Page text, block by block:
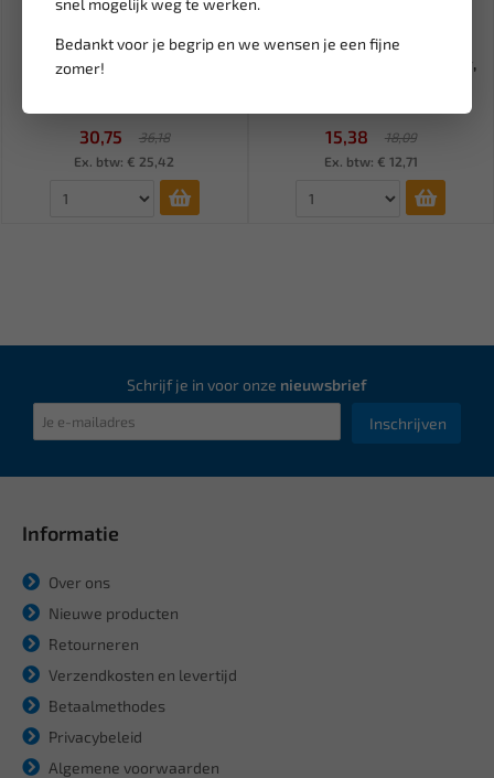
snel mogelijk weg te werken.
Bedankt voor je begrip en we wensen je een fijne
zomer!
WEBER TOOLS 1/4" en 3/8"
30,75
36,18
Ex. btw: € 25,42
WEBER TOOLS Release spray,
15,38
18,09
Ex. btw: € 12,71
Schrijf je in voor onze nieuwsbrief
Inschrijven
Informatie
Over ons
Nieuwe producten
Retourneren
Verzendkosten en levertijd
Betaalmethodes
Privacybeleid
Algemene voorwaarden